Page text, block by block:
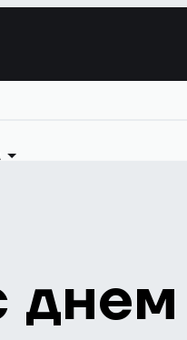
днем